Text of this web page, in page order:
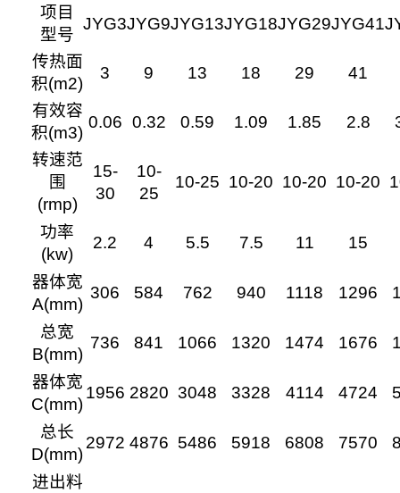
项目
型号
JYG3JYG9JYG13JYG18JYG29JYG41
传热面
积(m2)
3 9 13 18 29
41
有效容
积(m3)
0.06 0.32 0.59 1.09 1.85 2.8
转速范
围
(rmp)
15-
30
10-
25
10-25 10-20 10-20 10-20
功率
(kw)
2.2 4 5.5 7.5 11 15
器体宽
A(mm)
306 584 762 940 1118 1296
总宽
B(mm)
736 841 1066 1320 1474 1676
器体宽
C(mm)
1956 2820 3048 3328 4114 4724
总长
D(mm)
2972 4876 5486 5918 6808 7570
进出料